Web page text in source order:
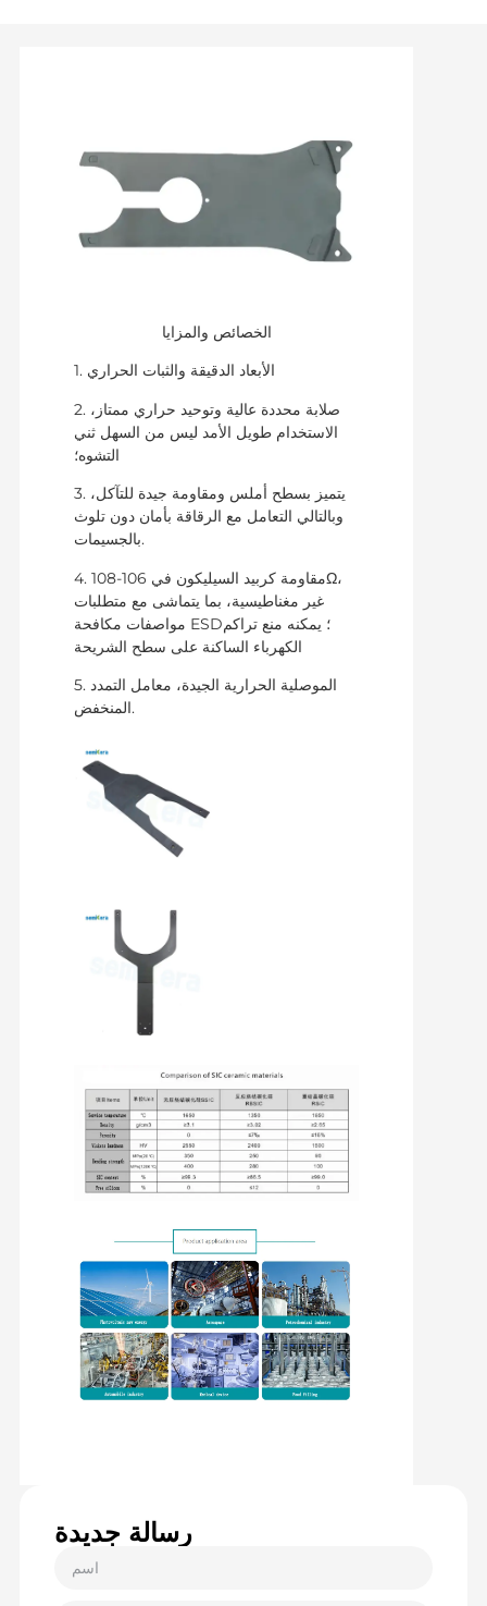
الخصائص والمزايا
2. صلابة محددة عالية وتوحيد حراري ممتاز،
الاستخدام طويل الأمد ليس من السهل ثني
3. يتميز بسطح أملس ومقاومة جيدة للتآكل،
وبالتالي التعامل مع الرقاقة بأمان دون تلوث
بالجسيمات.
4. مقاومة كربيد السيليكون في 106-108Ω،
غير مغناطيسية، بما يتماشى مع متطلبات
مواصفات مكافحة ESD؛ يمكنه منع تراكم
5. الموصلية الحرارية الجيدة، معامل التمدد
المنخفض.
رسالة جديدة